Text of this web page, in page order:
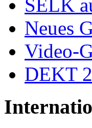
SELK
Neues
Video-
DEKT